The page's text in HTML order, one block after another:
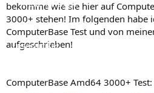
Neue Beiträge
Neueste Aktivitäten
Leserartikel
bekomme wie sie hier auf
3000+ stehen! Im folgenden habe
ComputerBase Test und von
aufgeschrieben!
ComputerBase Amd64 3000+ Test: